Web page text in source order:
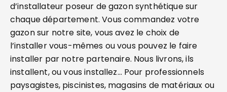
d’installateur poseur de gazon synthétique sur
chaque département. Vous commandez votre
gazon sur notre site, vous avez le choix de
l’installer vous-mêmes ou vous pouvez le faire
installer par notre partenaire. Nous livrons, ils
installent, ou vous installez… Pour professionnels
paysagistes, piscinistes, magasins de matériaux ou